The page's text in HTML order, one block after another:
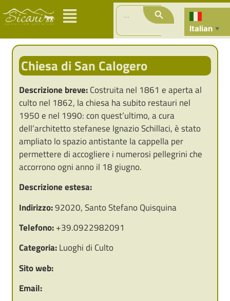
Search
for:
Search Button
Italian ▼
Chiesa di San Calogero
Descrizione breve:Costruita nel 1861 e aperta al
culto nel 1862, la chiesa ha subito restauri nel
1950 e nel 1990: con quest’ultimo, a cura
dell’architetto stefanese Ignazio Schillaci, è stato
ampliato lo spazio antistante la cappella per
permettere di accogliere i numerosi pellegrini che
accorrono ogni anno il 18 giugno.
Descrizione estesa:
Indirizzo:92020, Santo Stefano Quisquina
Telefono:+39.0922982091
Categoria:Luoghi di Culto
Sito web:
Email: